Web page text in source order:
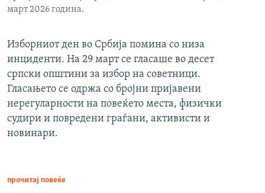
март 2026 година.
Изборниот ден во Србија помина со низа
инциденти. На 29 март се гласаше во десет
српски општини за избор на советници.
Гласањето се одржа со бројни пријавени
нерегуларности на повеќето места, физички
судири и повредени граѓани, активисти и
новинари.
прочитај повеќе